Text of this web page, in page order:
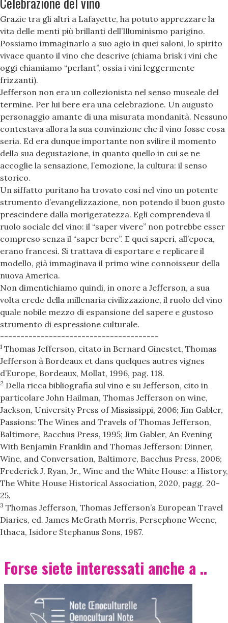
Grazie tra gli altri a Lafayette, ha potuto apprezzare la
vita delle menti più brillanti dell’Illuminismo parigino.
Possiamo immaginarlo a suo agio in quei saloni, lo spirito
vivace quanto il vino che descrive (chiama brisk i vini che
oggi chiamiamo “perlant”, ossia i vini leggermente
frizzanti).
Jefferson non era un collezionista nel senso museale del
termine. Per lui bere era una celebrazione. Un augusto
personaggio amante di una misurata mondanità. Nessuno
contestava allora la sua convinzione che il vino fosse cosa
seria. Ed era dunque importante non svilire il momento
della sua degustazione, in quanto quello in cui se ne
accoglie la sensazione, l’emozione, la cultura: il senso
storico.
Un siffatto puritano ha trovato così nel vino un potente
strumento d’evangelizzazione, non potendo il buon gusto
prescindere dalla morigeratezza. Egli comprendeva il
ruolo sociale del vino: il “saper vivere” non potrebbe esser
compreso senza il “saper bere”. E quei saperi, all’epoca,
erano francesi. Si trattava di esportare e replicare il
modello, già immaginava il primo wine connoisseur della
nuova America.
Non dimentichiamo quindi, in onore a Jefferson, a sua
volta erede della millenaria civilizzazione, il ruolo del vino
quale nobile mezzo di espansione del sapere e gustoso
strumento di espressione culturale.
---------------------------------------
1 Thomas Jefferson, citato in Bernard Ginestet, Thomas
Jefferson à Bordeaux et dans quelques autres vignes
d’Europe, Bordeaux, Mollat, 1996, pag. 118.
2 Della ricca bibliografia sul vino e su Jefferson, cito in
particolare John Hailman, Thomas Jefferson on wine,
Jackson, University Press of Mississippi, 2006; Jim Gabler,
Passions: The Wines and Travels of Thomas Jefferson,
Baltimore, Bacchus Press, 1995; Jim Gabler, An Evening
With Benjamin Franklin and Thomas Jefferson: Dinner,
Wine, and Conversation, Baltimore, Bacchus Press, 2006;
Frederick J. Ryan, Jr., Wine and the White House: a History,
The White House Historical Association, 2020, pagg. 20-
25.
3 Thomas Jefferson, Thomas Jefferson’s European Travel
Diaries, ed. James McGrath Morris, Persephone Weene,
Ithaca, Isidore Stephanus Sons, 1987.
Forse siete interessati anche a ..